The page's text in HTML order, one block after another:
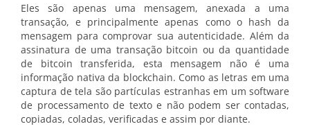
Eles são apenas uma mensagem, anexada a uma
transação, e principalmente apenas como o hash da
mensagem para comprovar sua autenticidade. Além da
assinatura de uma transação bitcoin ou da quantidade
de bitcoin transferida, esta mensagem não é uma
informação nativa da blockchain. Como as letras em uma
captura de tela são partículas estranhas em um software
de processamento de texto e não podem ser contadas,
copiadas, coladas, verificadas e assim por diante.